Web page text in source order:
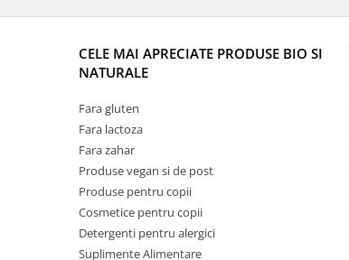
CELE MAI APRECIATE PRODUSE BIO SI
NATURALE
Fara gluten
Fara lactoza
Fara zahar
Produse vegan si de post
Produse pentru copii
Cosmetice pentru copii
Detergenti pentru alergici
Suplimente Alimentare